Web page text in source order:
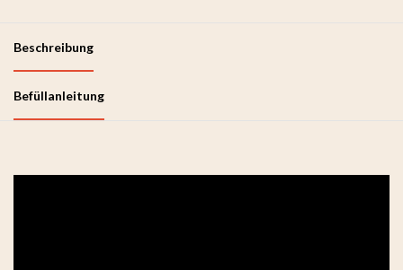
Beschreibung
Befüllanleitung